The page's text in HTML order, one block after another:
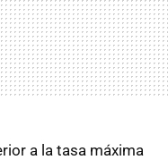
a la tasa máxima